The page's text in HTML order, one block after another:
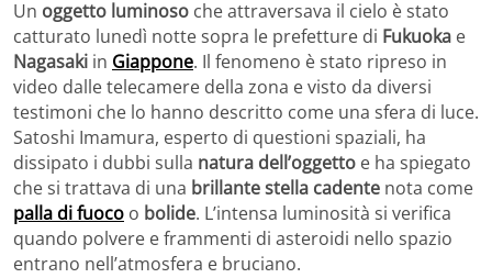
Un oggetto luminoso che attraversava il cielo è stato
catturato lunedì notte sopra le prefetture di Fukuoka e
Nagasaki in Giappone. Il fenomeno è stato ripreso in
video dalle telecamere della zona e visto da diversi
testimoni che lo hanno descritto come una sfera di luce.
Satoshi Imamura, esperto di questioni spaziali, ha
dissipato i dubbi sulla natura dell’oggetto e ha spiegato
che si trattava di una brillante stella cadente nota come
palla di fuoco o bolide. L’intensa luminosità si verifica
quando polvere e frammenti di asteroidi nello spazio
entrano nell’atmosfera e bruciano.